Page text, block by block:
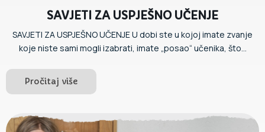
SAVJETI ZA USPJEŠNO UČENJE
SAVJETI ZA USPJEŠNO UČENJE U dobi ste u kojoj imate zvanje
koje niste sami mogli izabrati, imate „posao“ učenika, što...
Pročitaj više